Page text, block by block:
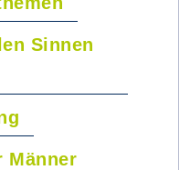
Sinnen
Männer